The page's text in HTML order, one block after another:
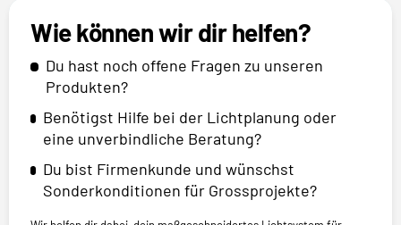
Wie können wir dir helfen?
Du hast noch offene Fragen zu unseren
Produkten?
Benötigst Hilfe bei der Lichtplanung oder
eine unverbindliche Beratung?
Du bist Firmenkunde und wünschst
Sonderkonditionen für Grossprojekte?